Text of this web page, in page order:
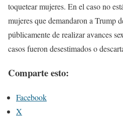
toquetear mujeres. En el caso no
mujeres que demandaron a Trump
públicamente de realizar avances
casos fueron desestimados o
Comparte esto:
Facebook
X